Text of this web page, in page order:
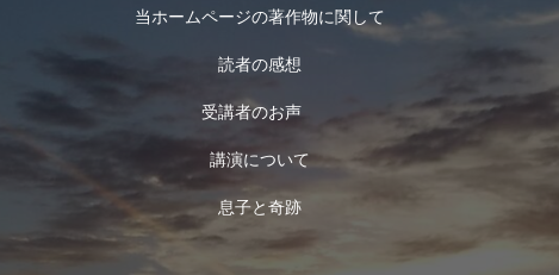
当ホームページの著作物に関して
読者の感想
受講者のお声
講演について
息子と奇跡